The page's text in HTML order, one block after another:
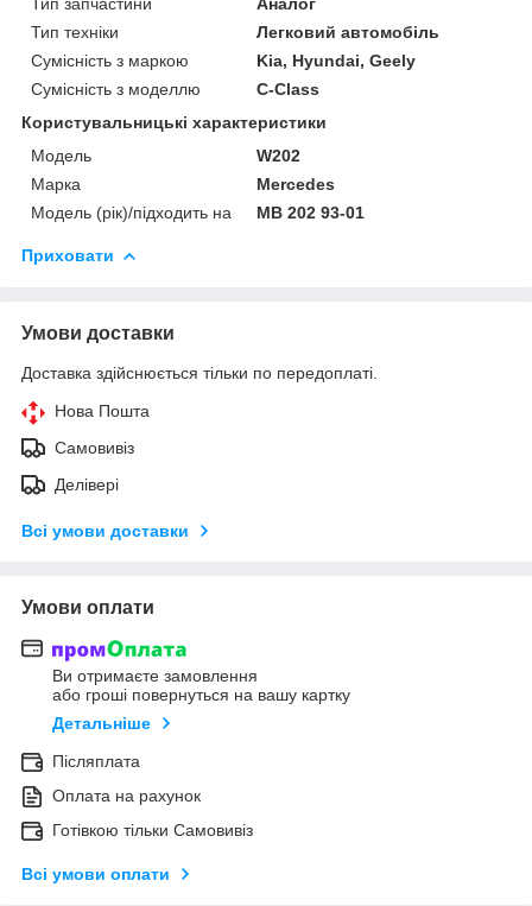
Тип техніки
Легковий автомобіль
Сумісність з маркою
Kia, Hyundai, Geely
Сумісність з моделлю
C-Class
Користувальницькі характеристики
Мoдель
W202
Марка
Mercedes
Модель (рік)/підходить на
MB 202 93-01
Приховати
Умови доставки
Доставка здійснюється тільки по передоплаті.
Нова Пошта
Самовивіз
Делівері
Всі умови доставки
Умови оплати
Ви отримаєте замовлення
або гроші повернуться на вашу картку
Детальніше
Післяплата
Оплата на рахунок
Готівкою тільки Самовивіз
Всі умови оплати